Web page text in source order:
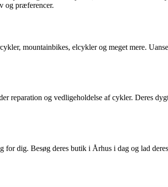
og præferencer.
mountainbikes, elcykler og meget mere.
og vedligeholdelse af cykler. Deres
dig. Besøg deres butik i Århus i dag og lad